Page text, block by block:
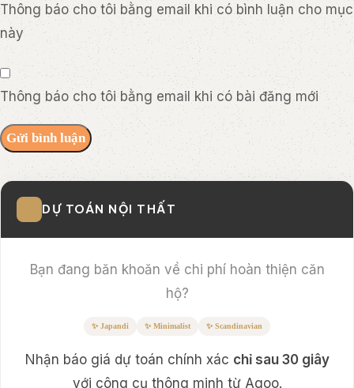
Thông báo cho tôi bằng email khi có bình luận cho mục
này
Thông báo cho tôi bằng email khi có bài đăng mới
DỰ TOÁN NỘI THẤT
Bạn đang băn khoăn về chi phí hoàn thiện căn
hộ?
✨ Japandi ✨ Minimalist ✨ Scandinavian
Nhận báo giá dự toán chính xác chỉ sau 30 giây
với công cụ thông minh từ Agoo.